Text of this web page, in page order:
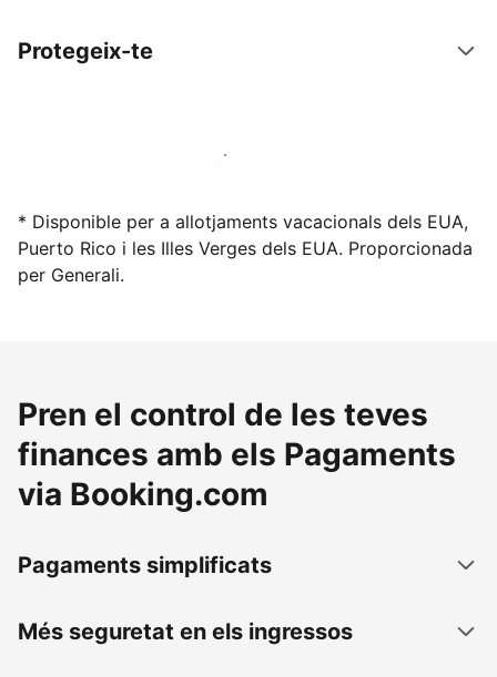
Protegeix-te
Lloga l'allotjament amb nosaltres avui mateix
* Disponible per a allotjaments vacacionals dels EUA,
Puerto Rico i les Illes Verges dels EUA. Proporcionada
per Generali.
Pren el control de les teves
finances amb els Pagaments
via Booking.com
Pagaments simplificats
Més seguretat en els ingressos